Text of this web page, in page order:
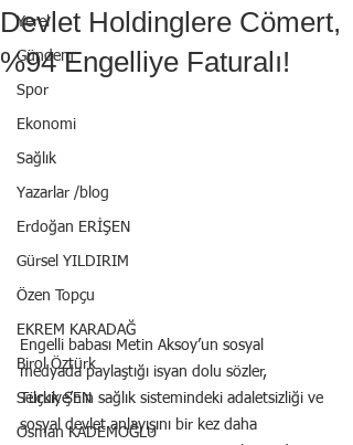
Yerel
Gündem
Spor
Ekonomi
Sağlık
Yazarlar /blog
Erdoğan ERİŞEN
Gürsel YILDIRIM
Özen Topçu
EKREM KARADAĞ
Birol Öztürk
Selçuk ŞEN
Osman KADEMOĞLU
Devlet Holdinglere Cömert,
%94 Engelliye Faturalı!
Engelli babası Metin Aksoy’un sosyal
medyada paylaştığı isyan dolu sözler,
Türkiye’nin sağlık sistemindeki adaletsizliği ve
sosyal devlet anlayışını bir kez daha